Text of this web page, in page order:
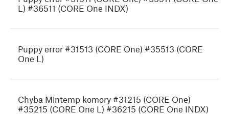
L) #36511 (CORE One INDX)
Puppy error #31513 (CORE One) #35513 (CORE
One L)
Chyba Mintemp komory #31215 (CORE One)
#35215 (CORE One L) #36215 (CORE One INDX)